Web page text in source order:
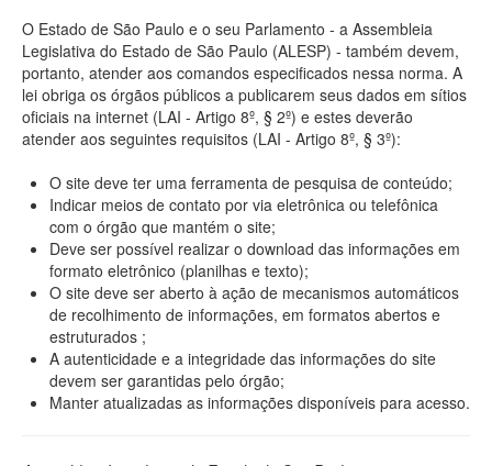
O Estado de São Paulo e o seu Parlamento - a Assembleia
Legislativa do Estado de São Paulo (ALESP) - também devem,
portanto, atender aos comandos especificados nessa norma. A
lei obriga os órgãos públicos a publicarem seus dados em sítios
oficiais na internet (LAI - Artigo 8º, § 2º) e estes deverão
atender aos seguintes requisitos (LAI - Artigo 8º, § 3º):
O site deve ter uma ferramenta de pesquisa de conteúdo;
Indicar meios de contato por via eletrônica ou telefônica
com o órgão que mantém o site;
Deve ser possível realizar o download das informações em
formato eletrônico (planilhas e texto);
O site deve ser aberto à ação de mecanismos automáticos
de recolhimento de informações, em formatos abertos e
estruturados ;
A autenticidade e a integridade das informações do site
devem ser garantidas pelo órgão;
Manter atualizadas as informações disponíveis para acesso.